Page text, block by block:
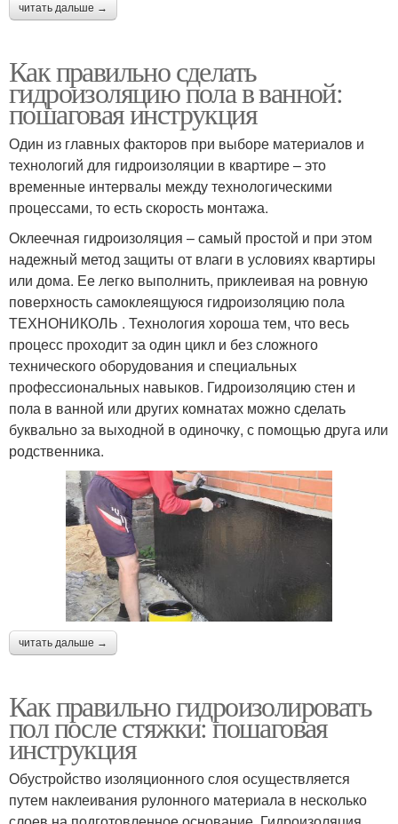
читать дальше →
Как правильно сделать
гидроизоляцию пола в ванной:
пошаговая инструкция
Один из главных факторов при выборе материалов и
технологий для гидроизоляции в квартире – это
временные интервалы между технологическими
процессами, то есть скорость монтажа.
Оклеечная гидроизоляция – самый простой и при этом
надежный метод защиты от влаги в условиях квартиры
или дома. Ее легко выполнить, приклеивая на ровную
поверхность самоклеящуюся гидроизоляцию пола
ТЕХНОНИКОЛЬ . Технология хороша тем, что весь
процесс проходит за один цикл и без сложного
технического оборудования и специальных
профессиональных навыков. Гидроизоляцию стен и
пола в ванной или других комнатах можно сделать
буквально за выходной в одиночку, с помощью друга или
родственника.
читать дальше →
Как правильно гидроизолировать
пол после стяжки: пошаговая
инструкция
Обустройство изоляционного слоя осуществляется
путем наклеивания рулонного материала в несколько